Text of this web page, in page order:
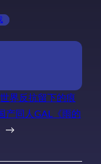
界反抗留下的痕
产同人GAL《雨的
→